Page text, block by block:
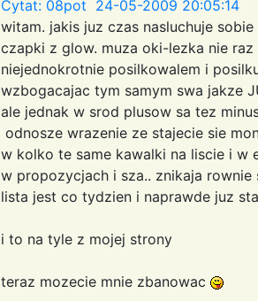
Cytat: 08pot 24-05-2009 20:05:14
witam. jakis juz czas nasluchuje
czapki z glow. muza oki-lezka nie
niejednokrotnie posilkowalem i
wzbogacajac tym samym swa jakze
ale jednak w srod plusow sa tez
odnosze wrazenie ze stajecie sie
w kolko te same kawalki na liscie i w
w propozycjach i sza.. znikaja
lista jest co tydzien i naprawde juz
i to na tyle z mojej strony
teraz mozecie mnie zbanowac